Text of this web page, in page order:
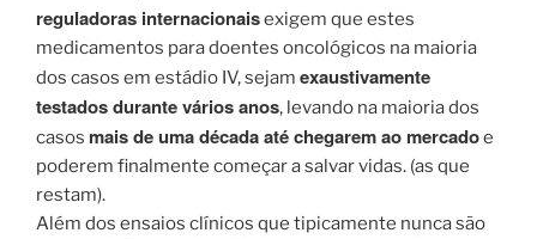
reguladoras internacionaisexigem que estes
medicamentos para doentes oncológicos na maioria
dos casos em estádio IV, sejam exaustivamente
testados durante vários anos, levando na maioria dos
casos mais de uma década até chegarem ao mercadoe
poderem finalmente começar a salvar vidas. (as que
restam).
Além dos ensaios clínicos que tipicamente nunca são